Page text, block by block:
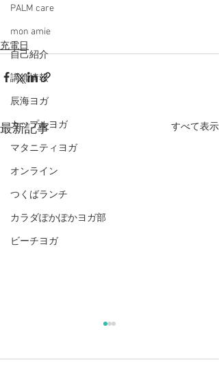
PALM care
mon amie
自己紹介
講師情報
辰海ヨガ
カップルヨガ
マタニティヨガ
オンライン
つくばランチ
カラダぽかぽかヨガ部
ビーチヨガ
充電日
最新記事 すべて表示